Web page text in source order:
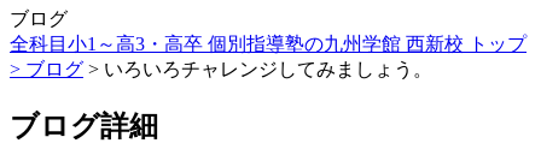
ブログ
全科目小1～高3・高卒 個別指導塾の九州学館 西新校 トップ
> ブログ > いろいろチャレンジしてみましょう。
ブログ詳細